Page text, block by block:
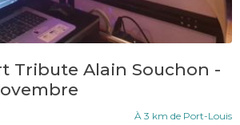
Tribute Alain Souchon -
À 3 km de Port-Louis